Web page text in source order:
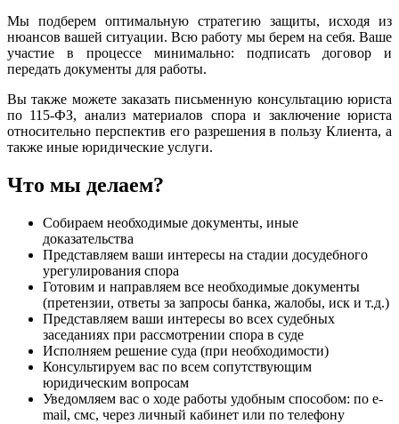
Мы подберем оптимальную стратегию защиты, исходя из
нюансов вашей ситуации. Всю работу мы берем на себя. Ваше
участие в процессе минимально: подписать договор и
передать документы для работы.
Вы также можете заказать письменную консультацию юриста
по 115-ФЗ, анализ материалов спора и заключение юриста
относительно перспектив его разрешения в пользу Клиента, а
также иные юридические услуги.
Что мы делаем?
Собираем необходимые документы, иные
доказательства
Представляем ваши интересы на стадии досудебного
урегулирования спора
Готовим и направляем все необходимые документы
(претензии, ответы за запросы банка, жалобы, иск и т.д.)
Представляем ваши интересы во всех судебных
заседаниях при рассмотрении спора в суде
Исполняем решение суда (при необходимости)
Консультируем вас по всем сопутствующим
юридическим вопросам
Уведомляем вас о ходе работы удобным способом: по e-
mail, смс, через личный кабинет или по телефону